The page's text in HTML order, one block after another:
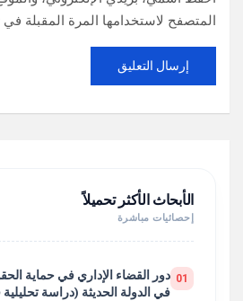
المتصفح لاستخدامها المرة المقبلة في
الأبحاث الأكثر تحميلاً
إحصائيات مباشرة
01 دور القضاء الإداري في حماية
في الدولة الحديثة (دراسة